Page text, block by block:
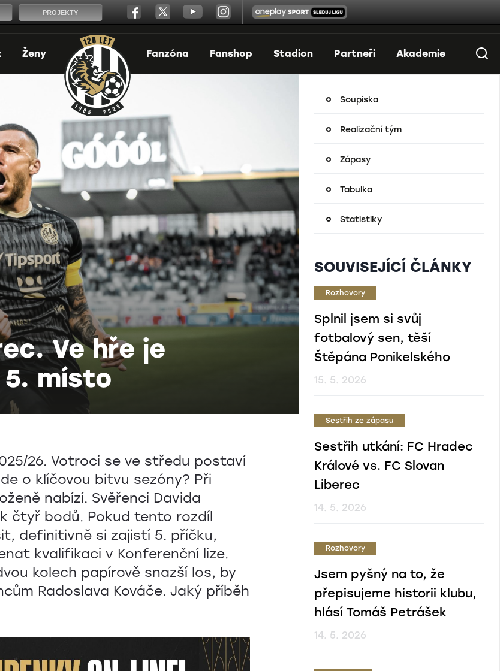
Ženy Fanzóna Fanshop Stadion Partneři Akademie
Ve hře je
5. místo
26. Votroci se ve středu postaví
o klíčovou bitvu sezóny? Při
nabízí. Svěřenci Davida
čtyř bodů. Pokud tento rozdíl
definitivně si zajistí 5. příčku,
kvalifikaci v Konferenční lize.
kolech papírově snazší los, by
Radoslava Kováče. Jaký příběh
Soupiska
Realizační tým
Zápasy
Tabulka
Statistiky
SOUVISEJÍCÍ ČLÁNKY
Rozhovory
Splnil jsem si svůj
fotbalový sen, těší
Štěpána Ponikelského
15. 5. 2026
Sestřih ze zápasu
Sestřih utkání: FC Hradec
Králové vs. FC Slovan
Liberec
14. 5. 2026
Rozhovory
Jsem pyšný na to, že
přepisujeme historii klubu,
hlásí Tomáš Petrášek
14. 5. 2026
PROJEKTY